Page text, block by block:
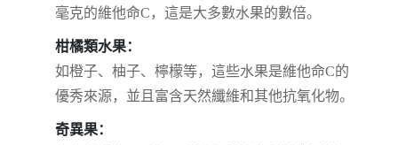
毫克的維他命C，這是大多數水果的數倍。
柑橘類水果：
如橙子、柚子、檸檬等，這些水果是維他命C的
優秀來源，並且富含天然纖維和其他抗氧化物。
奇異果：